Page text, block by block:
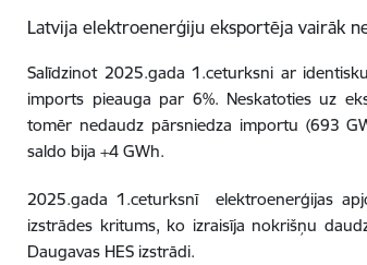
Latvija elektroenerģiju eksportēja vairāk
Salīdzinot 2025.gada 1.ceturksni ar
imports pieauga par 6%. Neskatoties uz
tomēr nedaudz pārsniedza importu (693
saldo bija +4 GWh.
2025.gada 1.ceturksnī elektroenerģijas
izstrādes kritums, ko izraisīja nokrišņu
Daugavas HES izstrādi.